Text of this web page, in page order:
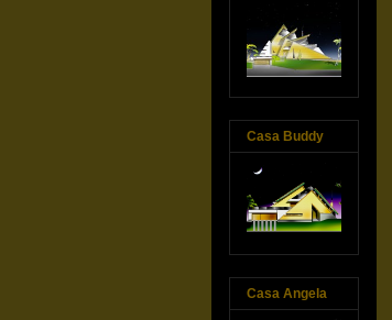
Casa Buddy
Casa Angela